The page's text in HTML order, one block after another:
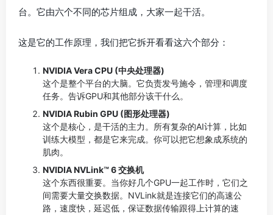
台。它由六个不同的芯片组成，大家一起干活。
这是它的工作原理，我们把它拆开看看这六个部分：
NVIDIA Vera CPU (中央处理器)
这个是整个平台的大脑。它负责发号施令，管理和调度
任务。告诉GPU和其他部分该干什么。
NVIDIA Rubin GPU (图形处理器)
这个是核心，是干活的主力。所有复杂的AI计算，比如
训练大模型，都是它来完成。你可以把它想象成系统的
肌肉。
NVIDIA NVLink™ 6 交换机
这个东西很重要。当你好几个GPU一起工作时，它们之
间需要大量交换数据。NVLink就是连接它们的高速公
路，速度快，延迟低，保证数据传输跟得上计算的速